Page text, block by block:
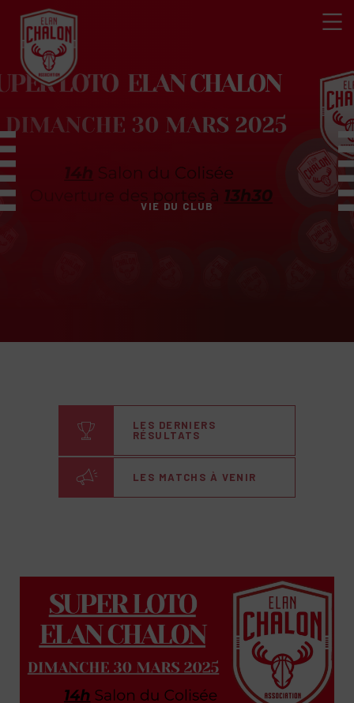
VIE DU CLUB
LES DERNIERS
RÉSULTATS
LES MATCHS À VENIR